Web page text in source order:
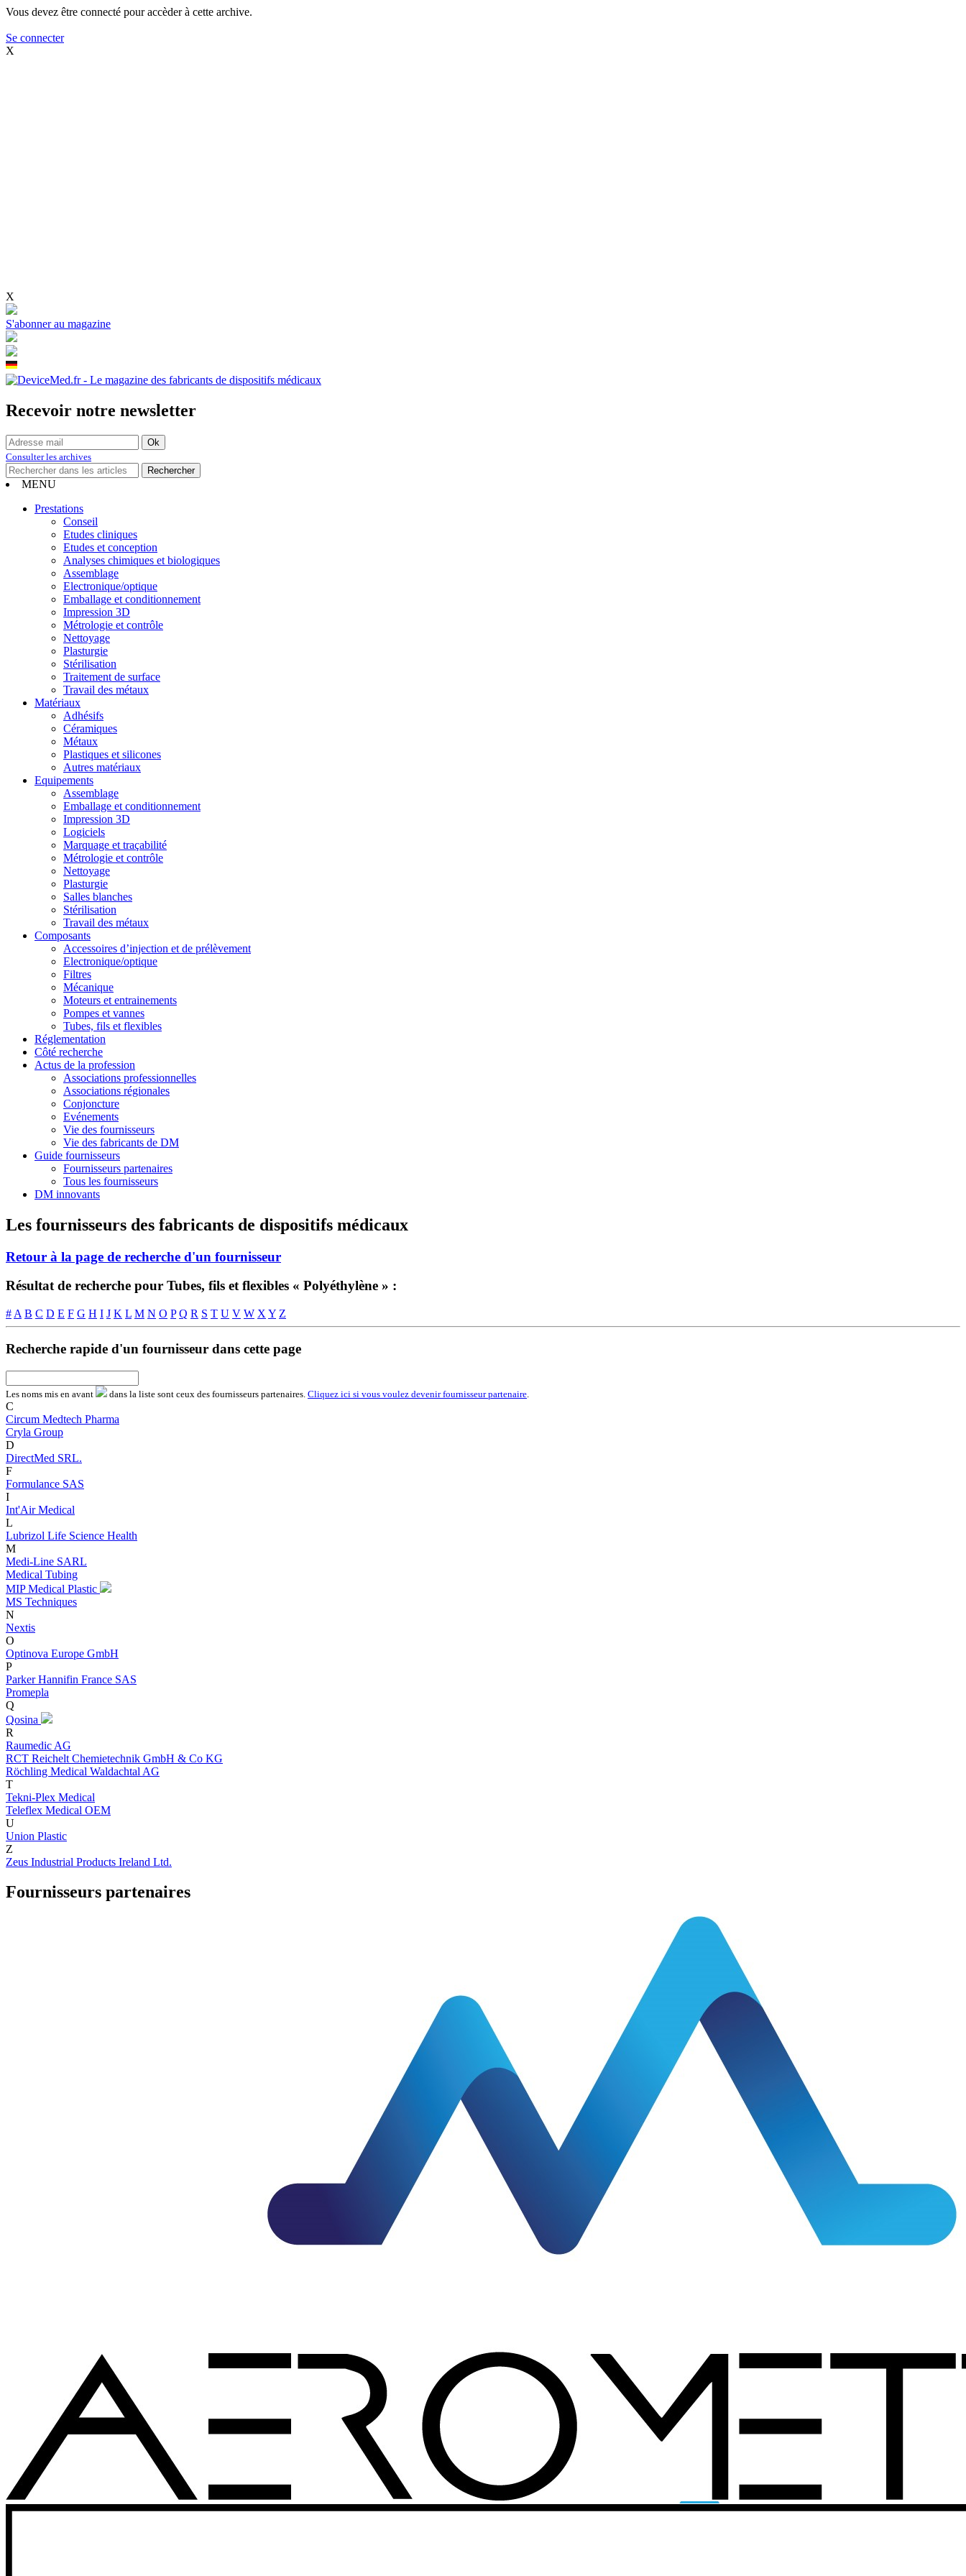
Vous devez être connecté pour accèder à cette archive.
Se connecter
X
X
S'abonner au magazine
Recevoir notre newsletter
Consulter les archives
MENU
Prestations
Conseil
Etudes cliniques
Etudes et conception
Analyses chimiques et biologiques
Assemblage
Electronique/optique
Emballage et conditionnement
Impression 3D
Métrologie et contrôle
Nettoyage
Plasturgie
Stérilisation
Traitement de surface
Travail des métaux
Matériaux
Adhésifs
Céramiques
Métaux
Plastiques et silicones
Autres matériaux
Equipements
Assemblage
Emballage et conditionnement
Impression 3D
Logiciels
Marquage et traçabilité
Métrologie et contrôle
Nettoyage
Plasturgie
Salles blanches
Stérilisation
Travail des métaux
Composants
Accessoires d’injection et de prélèvement
Electronique/optique
Filtres
Mécanique
Moteurs et entrainements
Pompes et vannes
Tubes, fils et flexibles
Réglementation
Côté recherche
Actus de la profession
Associations professionnelles
Associations régionales
Conjoncture
Evénements
Vie des fournisseurs
Vie des fabricants de DM
Guide fournisseurs
Fournisseurs partenaires
Tous les fournisseurs
DM innovants
Les fournisseurs des fabricants de dispositifs médicaux
Retour à la page de recherche d'un fournisseur
Résultat de recherche pour Tubes, fils et flexibles « Polyéthylène » :
# A B C D E F G H I J K L M N O P Q R S T U V W X Y Z
Recherche rapide d'un fournisseur dans cette page
Les noms mis en avant dans la liste sont ceux des fournisseurs partenaires. Cliquez ici si vous voulez devenir fournisseur partenaire
C
Circum Medtech Pharma
Cryla Group
D
DirectMed SRL.
F
Formulance SAS
I
Int'Air Medical
L
Lubrizol Life Science Health
M
Medi-Line SARL
Medical Tubing
MIP Medical Plastic
MS Techniques
N
Nextis
O
Optinova Europe GmbH
P
Parker Hannifin France SAS
Promepla
Q
Qosina
R
Raumedic AG
RCT Reichelt Chemietechnik GmbH & Co KG
Röchling Medical Waldachtal AG
T
Tekni-Plex Medical
Teleflex Medical OEM
U
Union Plastic
Z
Zeus Industrial Products Ireland Ltd.
Fournisseurs partenaires